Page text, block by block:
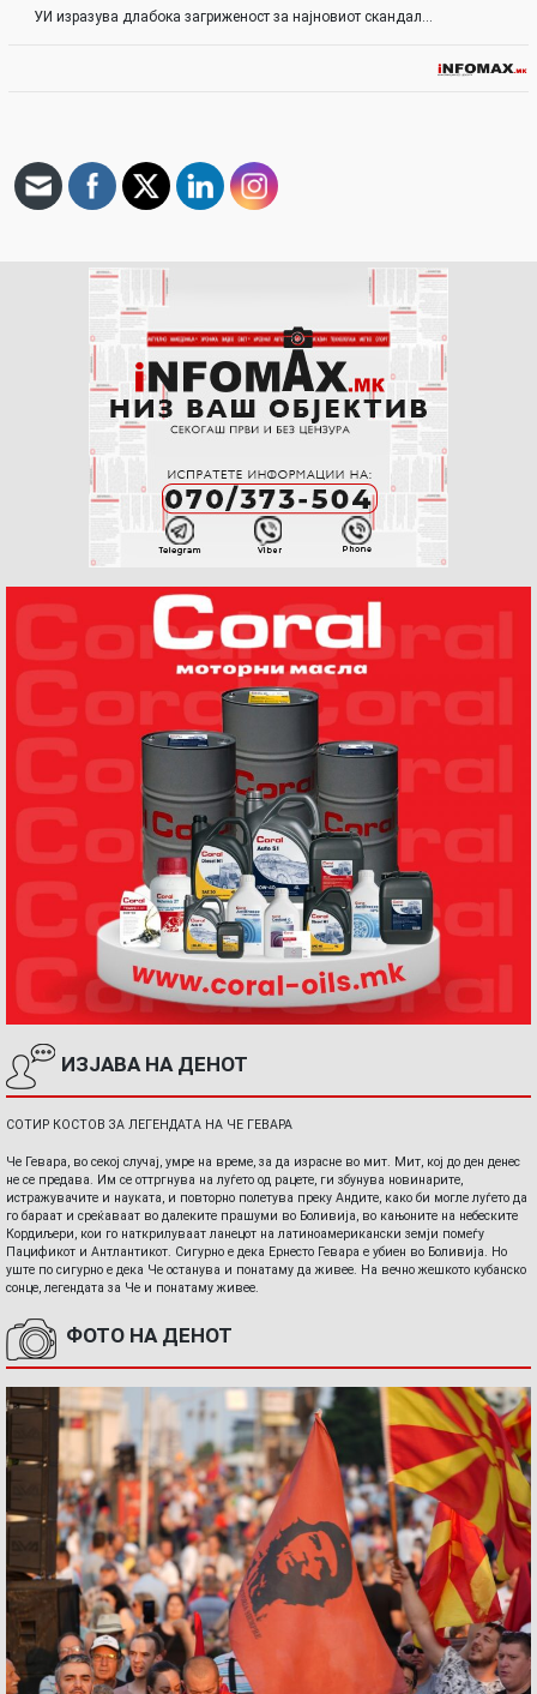
УИ изразува длабока загриженост за најновиот скандал…
ИЗЈАВА НА ДЕНОТ
СОТИР КОСТОВ ЗА ЛЕГЕНДАТА НА ЧЕ ГЕВАРА
Че Гевара, во секој случај, умре на време, за да израсне во мит. Мит, кој до ден денес
не се предава. Им се оттргнува на луѓето од рацете, ги збунува новинарите,
истражувачите и науката, и повторно полетува преку Андите, како би могле луѓето да
го бараат и среќаваат во далеките прашуми во Боливија, во кањоните на небеските
Кордиљери, кои го наткрилуваат ланецот на латиноамерикански земји помеѓу
Пацификот и Антлантикот. Сигурно е дека Ернесто Гевара е убиен во Боливија. Но
уште по сигурно е дека Че останува и понатаму да живее. На вечно жешкото кубанско
сонце, легендата за Че и понатаму живее.
ФОТО НА ДЕНОТ